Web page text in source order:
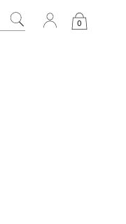
0